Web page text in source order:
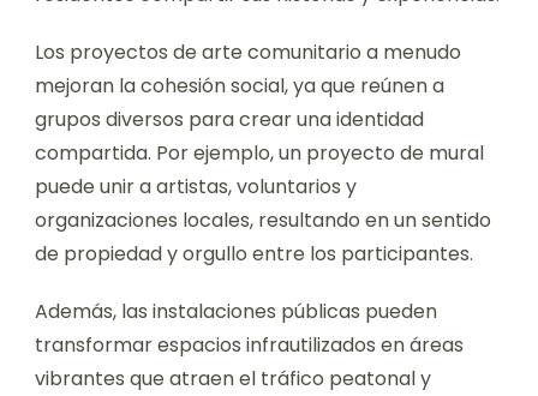
Los proyectos de arte comunitario a menudo
mejoran la cohesión social, ya que reúnen a
grupos diversos para crear una identidad
compartida. Por ejemplo, un proyecto de mural
puede unir a artistas, voluntarios y
organizaciones locales, resultando en un sentido
de propiedad y orgullo entre los participantes.
Además, las instalaciones públicas pueden
transformar espacios infrautilizados en áreas
vibrantes que atraen el tráfico peatonal y